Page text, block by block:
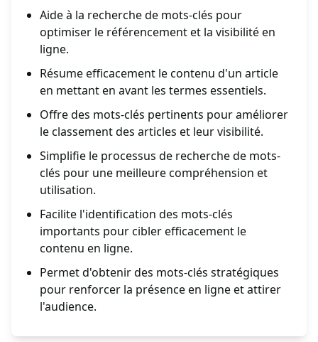
Aide à la recherche de mots-clés pour
optimiser le référencement et la visibilité en
ligne.
Résume efficacement le contenu d'un article
en mettant en avant les termes essentiels.
Offre des mots-clés pertinents pour améliorer
le classement des articles et leur visibilité.
Simplifie le processus de recherche de mots-
clés pour une meilleure compréhension et
utilisation.
Facilite l'identification des mots-clés
importants pour cibler efficacement le
contenu en ligne.
Permet d'obtenir des mots-clés stratégiques
pour renforcer la présence en ligne et attirer
l'audience.